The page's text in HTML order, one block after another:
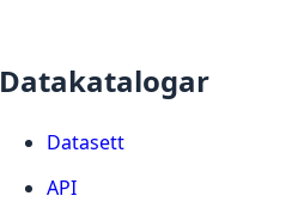
Datakatalogar
Datasett
API